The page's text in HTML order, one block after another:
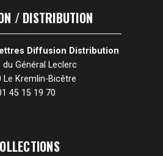
/ DISTRIBUTION
Diffusion Distribution
du Général Leclerc
Le Kremlin-Bicêtre
45 15 19 70